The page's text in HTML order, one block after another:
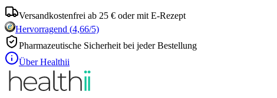
Versandkostenfrei ab 25 € oder mit E-Rezept
Hervorragend (4,66/5)
Pharmazeutische Sicherheit bei jeder Bestellung
Über Healthii